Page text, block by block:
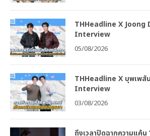
THHeadline X
Interview
05/08/2026
THHeadline X บุพเพสั
Interview
03/08/2026
ถึงเวลาปิดฉากความแค้